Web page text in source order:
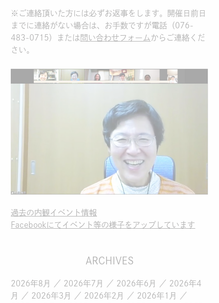
※ご連絡頂いた方には必ずお返事をします。開催日前日
までに連絡がない場合は、お手数ですが電話（076-
483-0715）または 問い合わせフォーム からご連絡くだ
さい。
過去の内観イベント情報
Facebookにてイベント等の様子をアップしています
ARCHIVES
2026年8月 2026年7月 2026年6月
2026年4
月
2026年3月 2026年2月
2026年1月